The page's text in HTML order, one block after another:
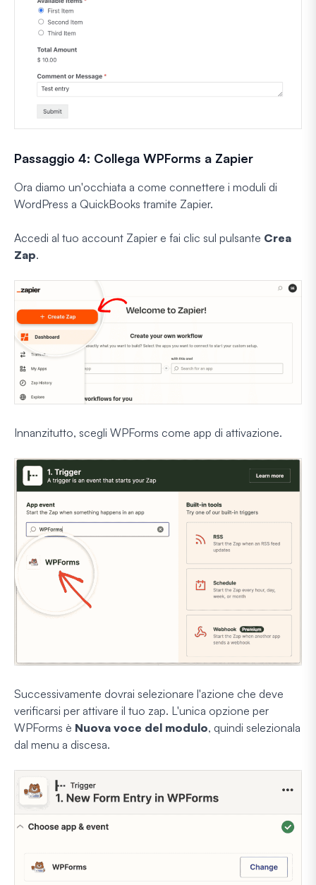
Passaggio 4: Collega WPForms a Zapier
Ora diamo un'occhiata a come connettere i moduli di
WordPress a QuickBooks tramite Zapier.
Accedi al tuo account Zapier e fai clic sul pulsante Crea
Zap.
Innanzitutto, scegli WPForms come app di attivazione.
Successivamente dovrai selezionare l'azione che deve
verificarsi per attivare il tuo zap. L'unica opzione per
WPForms è Nuova voce del modulo, quindi selezionala
dal menu a discesa.